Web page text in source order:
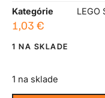
Kategórie
LEGO
1,03 €
1 NA SKLADE
1 na sklade